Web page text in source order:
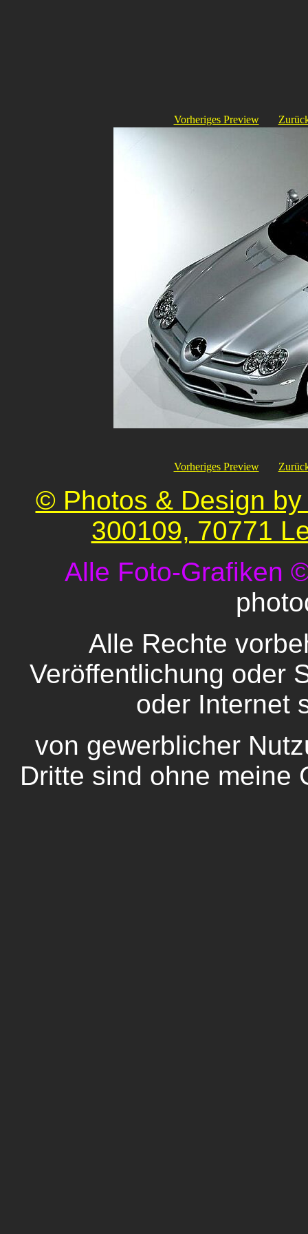
Vorheriges Preview
Vorheriges Preview
© Photos & Design
300109, 70771
Alle Foto-Grafiken
Alle Rechte
Veröffentlichung oder
oder Internet
von gewerblicher
Dritte sind ohne meine